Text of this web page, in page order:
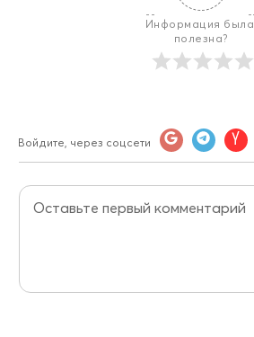
Информация была
полезна?
Войдите, через соцсети